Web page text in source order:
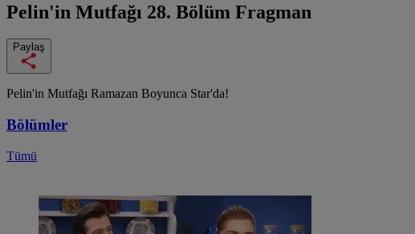
Pelin'in Mutfağı 28. Bölüm Fragman
Paylaş
Pelin'in Mutfağı Ramazan Boyunca Star'da!
Bölümler
Tümü